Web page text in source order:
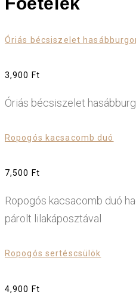
Óriás bécsiszelet
3,900 Ft
Óriás bécsiszelet
Ropogós kacsacomb duó
7,500 Ft
Ropogós kacsacomb duó
párolt lilakáposztával
Ropogós sertéscsülök
4,900 Ft